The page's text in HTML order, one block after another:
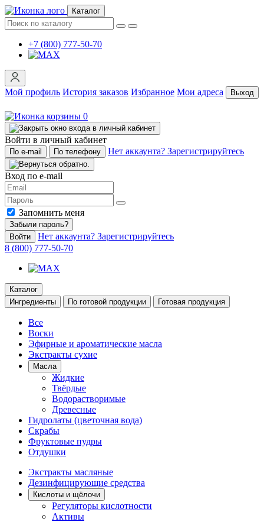
Каталог
+7 (800) 777-50-70
Мой профиль История заказов Избранное Мои адреса Выход
0
Войти в личный кабинет
По e-mail По телефону Нет аккаунта? Зарегистрируйтесь
Вход по e-mail
Запомнить меня
Забыли пароль?
Войти
Нет аккаунта? Зарегистрируйтесь
8 (800) 777-50-70
Каталог
Ингредиенты
По готовой продукции Готовая продукция
Все
Воски
Эфирные и ароматические масла
Экстракты сухие
Масла
Жидкие
Твёрдые
Водорастворимые
Древесные
Гидролаты (цветочная вода)
Скрабы
Фруктовые пудры
Отдушки
Экстракты масляные
Дезинфицирующие средства
Кислоты и щёлочи
Регуляторы кислотности
Активы